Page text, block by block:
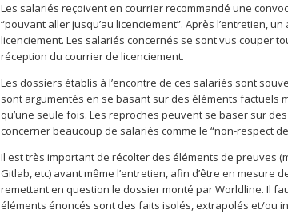
Les salariés reçoivent en courrier recommandé une
“pouvant aller jusqu’au licenciement”. Après l’entretien,
licenciement. Les salariés concernés se sont vus couper
réception du courrier de licenciement.
Les dossiers établis à l’encontre de ces salariés sont
sont argumentés en se basant sur des éléments factuels
qu’une seule fois. Les reproches peuvent se baser sur
concerner beaucoup de salariés comme le “non-respect
Il est très important de récolter des éléments de preuves
Gitlab, etc) avant même l’entretien, afin d’être en mesure
remettant en question le dossier monté par Worldline. Il
éléments énoncés sont des faits isolés, extrapolés et/ou